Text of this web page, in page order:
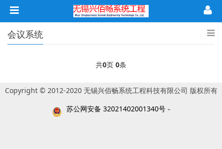
会议系统
共0页 0条
Copyright © 2012-2020 无锡兴佰畅系统工程科技有限公司 版权所有
苏公网安备 32021402001340号"